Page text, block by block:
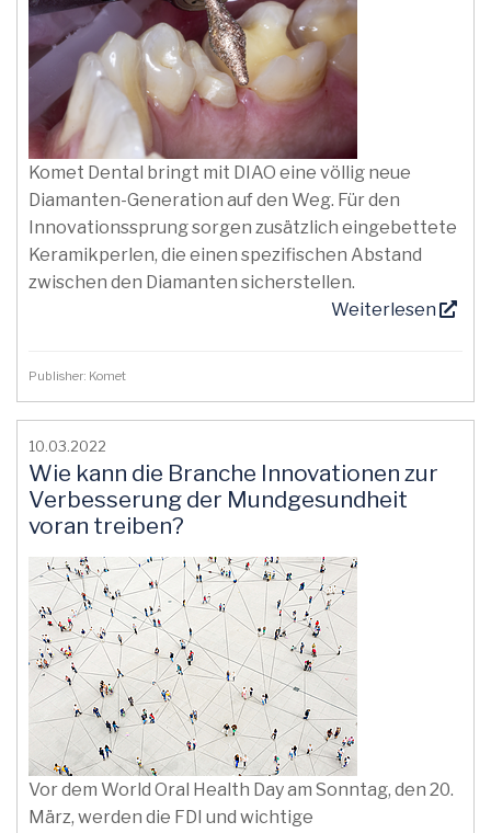
Komet Dental bringt mit DIAO eine völlig neue
Diamanten-Generation auf den Weg. Für den
Innovationssprung sorgen zusätzlich eingebettete
Keramikperlen, die einen spezifischen Abstand
zwischen den Diamanten sicherstellen.
Weiterlesen
Publisher: Komet
10.03.2022
Wie kann die Branche Innovationen zur
Verbesserung der Mundgesundheit
voran treiben?
Vor dem World Oral Health Day am Sonntag, den 20.
März, werden die FDI und wichtige